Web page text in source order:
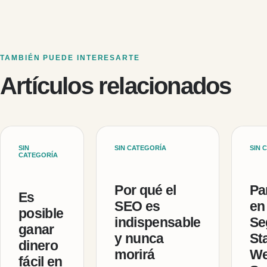
TAMBIÉN PUEDE INTERESARTE
Artículos relacionados
SIN
CATEGORÍA
Es
posible
ganar
dinero
fácil en
SIN CATEGORÍA
Por qué el
SEO es
indispensable
y nunca
morirá
SIN